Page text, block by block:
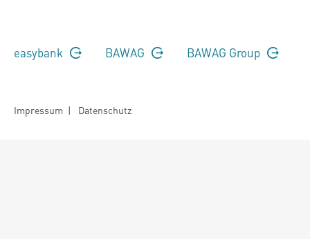
easybank BAWAG BAWAG Group
Impressum | Datenschutz